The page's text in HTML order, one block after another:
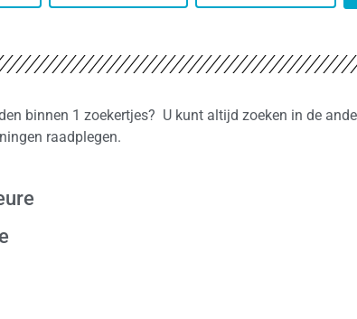
binnen 1 zoekertjes? U kunt altijd zoeken in de
raadplegen.